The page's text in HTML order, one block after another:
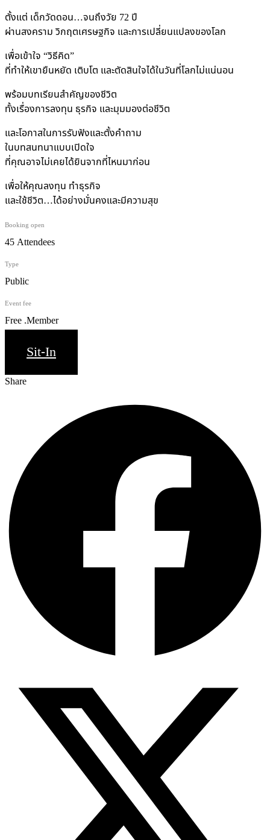
ตั้งแต่ เด็กวัดดอน…จนถึงวัย 72 ปี
ผ่านสงคราม วิกฤตเศรษฐกิจ และการเปลี่ยนแปลงของโลก
เพื่อเข้าใจ “วิธีคิด”
ที่ทำให้เขายืนหยัด เติบโต และตัดสินใจได้ในวันที่โลกไม่แน่นอน
พร้อมบทเรียนสำคัญของชีวิต
ทั้งเรื่องการลงทุน ธุรกิจ และมุมมองต่อชีวิต
และโอกาสในการรับฟังและตั้งคำถาม
ในบทสนทนาแบบเปิดใจ
ที่คุณอาจไม่เคยได้ยินจากที่ไหนมาก่อน
เพื่อให้คุณลงทุน ทำธุรกิจ
และใช้ชีวิต…ได้อย่างมั่นคงและมีความสุข
Booking open
45 Attendees
Type
Public
Event fee
Free .Member
Sit-In
Share